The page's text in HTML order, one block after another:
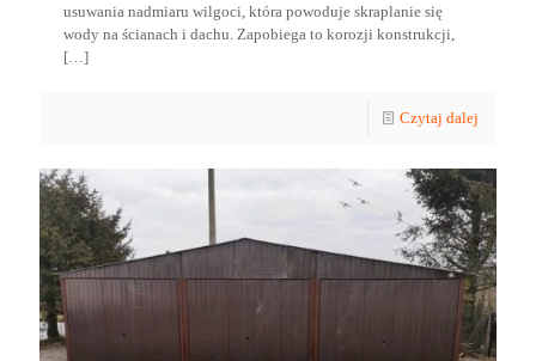
usuwania nadmiaru wilgoci, która powoduje skraplanie się
wody na ścianach i dachu. Zapobiega to korozji konstrukcji,
[…]
Czytaj dalej